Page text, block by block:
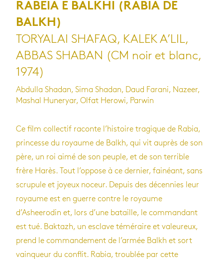
RABEIA E BALKHI (RABIA DE
BALKH)
TORYALAI SHAFAQ, KALEK A’LIL,
ABBAS SHABAN (CM noir et blanc,
1974)
Abdulla Shadan, Sima Shadan, Daud Farani, Nazeer,
Mashal Huneryar, Olfat Herowi, Parwin
Ce film collectif raconte l’histoire tragique de Rabia,
princesse du royaume de Balkh, qui vit auprès de son
père, un roi aimé de son peuple, et de son terrible
frère Harès. Tout l’oppose à ce dernier, fainéant, sans
scrupule et joyeux noceur. Depuis des décennies leur
royaume est en guerre contre le royaume
d’Asheerodin et, lors d’une bataille, le commandant
est tué. Baktazh, un esclave téméraire et valeureux,
prend le commandement de l’armée Balkh et sort
vainqueur du conflit. Rabia, troublée par cette